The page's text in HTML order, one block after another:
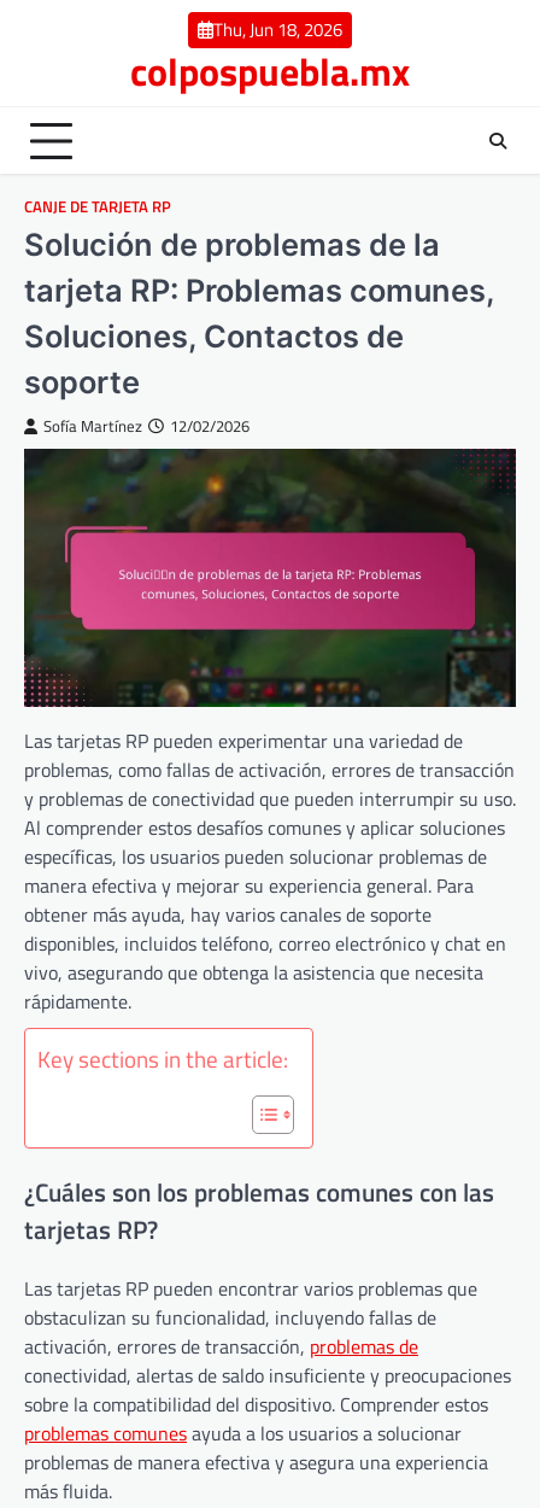
Thu, Jun 18, 2026
colpospuebla.mx
CANJE DE TARJETA RP
Solución de problemas de la
tarjeta RP: Problemas comunes,
Soluciones, Contactos de
soporte
Sofía Martínez 12/02/2026
Las tarjetas RP pueden experimentar una variedad de
problemas, como fallas de activación, errores de transacción
y problemas de conectividad que pueden interrumpir su uso.
Al comprender estos desafíos comunes y aplicar soluciones
específicas, los usuarios pueden solucionar problemas de
manera efectiva y mejorar su experiencia general. Para
obtener más ayuda, hay varios canales de soporte
disponibles, incluidos teléfono, correo electrónico y chat en
vivo, asegurando que obtenga la asistencia que necesita
rápidamente.
Key sections in the article:
¿Cuáles son los problemas comunes con las
tarjetas RP?
Las tarjetas RP pueden encontrar varios problemas que
obstaculizan su funcionalidad, incluyendo fallas de
activación, errores de transacción, problemas de
conectividad, alertas de saldo insuficiente y preocupaciones
sobre la compatibilidad del dispositivo. Comprender estos
problemas comunesayuda a los usuarios a solucionar
problemas de manera efectiva y asegura una experiencia
más fluida.